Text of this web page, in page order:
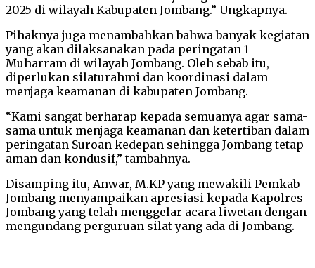
2025 di wilayah Kabupaten Jombang.” Ungkapnya.
Pihaknya juga menambahkan bahwa banyak kegiatan
yang akan dilaksanakan pada peringatan 1
Muharram di wilayah Jombang. Oleh sebab itu,
diperlukan silaturahmi dan koordinasi dalam
menjaga keamanan di kabupaten Jombang.
“Kami sangat berharap kepada semuanya agar sama-
sama untuk menjaga keamanan dan ketertiban dalam
peringatan Suroan kedepan sehingga Jombang tetap
aman dan kondusif,” tambahnya.
Disamping itu, Anwar, M.KP yang mewakili Pemkab
Jombang menyampaikan apresiasi kepada Kapolres
Jombang yang telah menggelar acara liwetan dengan
mengundang perguruan silat yang ada di Jombang.